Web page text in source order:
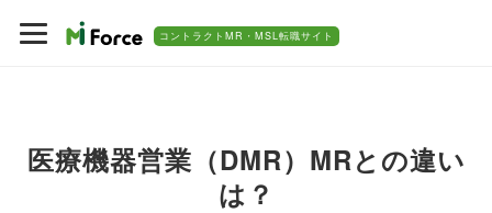
コントラクトMR・MSL転職サイト
医療機器営業（DMR）MRとの違い
は？